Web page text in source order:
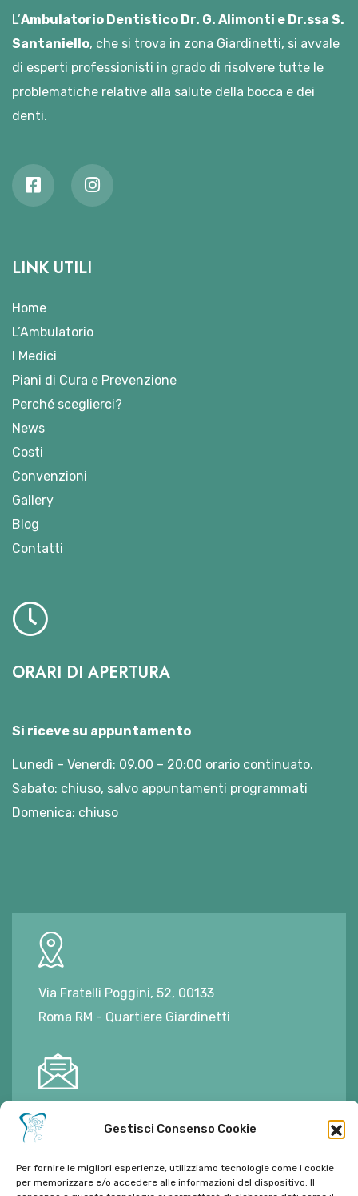
Gestisci Consenso Cookie
Per fornire le migliori esperienze, utilizziamo tecnologie come i cookie
per memorizzare e/o accedere alle informazioni del dispositivo. Il
L’Ambulatorio Dentistico Dr. G. Alimonti e Dr.ssa S.
Santaniello, che si trova in zona Giardinetti, si avvale
di esperti professionisti in grado di risolvere tutte le
problematiche relative alla salute della bocca e dei
denti.
LINK UTILI
Home
L’Ambulatorio
I Medici
Piani di Cura e Prevenzione
Perché sceglierci?
News
Costi
Convenzioni
Gallery
Blog
Contatti
ORARI DI APERTURA
Si riceve su appuntamento
Lunedì – Venerdì: 09.00 – 20:00 orario continuato.
Sabato: chiuso, salvo appuntamenti programmati
Domenica: chiuso
Via Fratelli Poggini, 52, 00133
Roma RM - Quartiere Giardinetti
E-mail: